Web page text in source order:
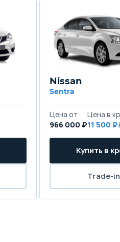
Nissan
Sentra
Цена от
966 000 ₽
Цена в
11 500
Купить в
Trade-in